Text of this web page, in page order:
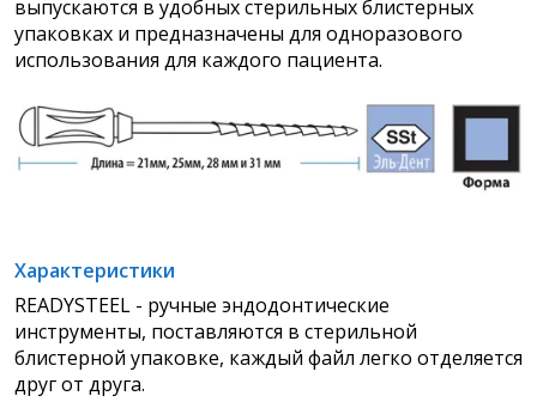
выпускаются в удобных стерильных блистерных
упаковках и предназначены для одноразового
использования для каждого пациента.
Характеристики
READYSTEEL - ручные эндодонтические
инструменты, поставляются в стерильной
блистерной упаковке, каждый файл легко отделяется
друг от друга.